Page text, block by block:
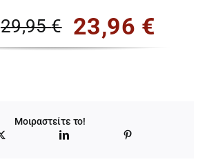
29,95€
Original
29,95 €.
23,96 €
Η
είναι:
23,96 €.
Μοιραστείτε το!